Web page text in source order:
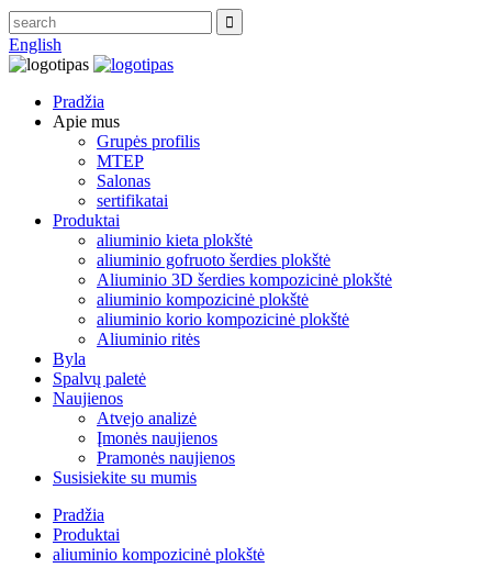
English
Pradžia
Apie mus
Grupės profilis
MTEP
Salonas
sertifikatai
Produktai
aliuminio kieta plokštė
aliuminio gofruoto šerdies plokštė
Aliuminio 3D šerdies kompozicinė plokštė
aliuminio kompozicinė plokštė
aliuminio korio kompozicinė plokštė
Aliuminio ritės
Byla
Spalvų paletė
Naujienos
Atvejo analizė
Įmonės naujienos
Pramonės naujienos
Susisiekite su mumis
Pradžia
Produktai
aliuminio kompozicinė plokštė